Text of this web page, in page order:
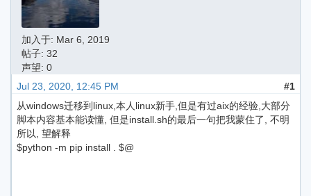
加入于: Mar 6, 2019
帖子: 32
声望: 0
Jul 23, 2020, 12:45 PM
#1
从windows迁移到linux,本人linux新手,但是有过aix的经验,大部分
脚本内容基本能读懂, 但是install.sh的最后一句把我蒙住了, 不明
所以, 望解释
$python -m pip install . $@